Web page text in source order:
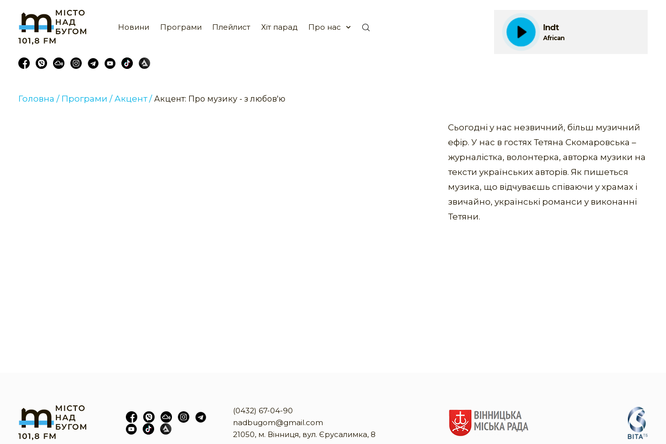
Новини Програми Плейлист Хіт парад Про нас Indt
African
Головна / Програми / Акцент / Акцент: Про музику - з любов'ю
Сьогодні у нас незвичний, більш музичний
ефір. У нас в гостях Тетяна Скомаровська –
журналістка, волонтерка, авторка музики на
тексти українських авторів. Як пишеться
музика, що відчуваєшь співаючи у храмах і
звичайно, українські романси у виконанні
Тетяни.
(0432) 67-04-90
nadbugom@gmail.com
21050, м. Вінниця, вул. Єрусалимка, 8